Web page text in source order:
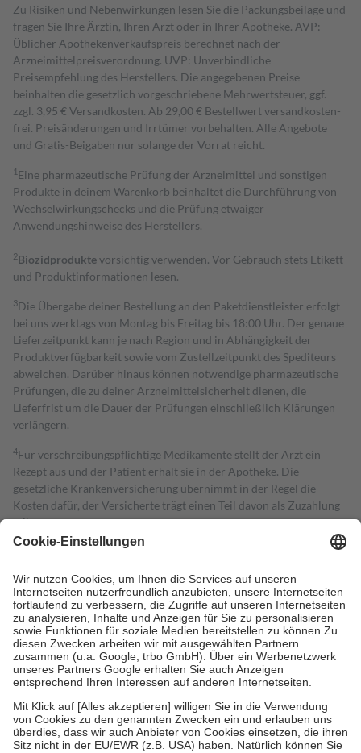
Zu Risiken und Nebenwirkungen lesen Sie die Packungsbeilage und
fragen Sie Ihre Ärztin, Ihren Arzt oder in Ihrer Apotheke. AVP:
Üblicher Apothekenverkaufspreis berechnet nach der
Arzneimittelpreisverordnung. UVP: Unverbindliche
Preisempfehlung des Herstellers. Die angegebenen Preise
beinhalten die gesetzlich vorgeschriebene Mehrwertsteuer, ggf.
zzgl. 3,95 € Versandkosten. Ab 29,00 € Bestell­wert versand­kosten­
frei. Preisänderungen und Irrtümer vorbehalten. Alle Angebote
und Gratis-Beigaben nur solange der Vorrat reicht.
1 Eine pharmazeutische Prüfung der Arzneimittel und sonstigen
Produkte in deinem Warenkorb beinhaltet die Durchführung von
Wechselwirkungschecks und die Prüfung etwaiger
Anwendungshinweise des Herstellers.
2Biozidproduktevorsichtig verwenden. Vor Gebrauch stets Etikett
und Produktinformationen lesen.
3Die Übergabe deiner Bestellung an den Paketdienstleister erfolgt
bei uns werktags von Montag bis Freitag bis 18:00 Uhr. Der genaue
Lieferzeitpunkt kann je nach Region und in Abhängigkeit der
Produktverfügbarkeit sowie vom Zustellzeitpunkt des Spediteurs
abweichen. Darüber hinaus können notwendige pharmazeutische
Prüfungen, die zu deiner Arzneimittelsicherheit dienen, die
Lieferfrist um die Dauer der Prüfungen einschließlich Klärungen
verlängern.
4Für verschreibungspflichtige Medikamente stellt der Arzt ein
Rezept aus und der Patient erhält sie in der Apotheke. Die
gesetzliche Krankenversicherung übernimmt in der Regel die
Kosten dafür, der Versicherte trägt einen Teil davon als Zuzahlung
mit.
Grundsätzlich leisten Mitglieder Zuzahlungen in Höhe von zehn
höchstens zehn Euro.
Es sind jedoch nie mehr als die tatsächlichen
Kosten der Leistung zu entrichten.
Diese Regeln gelten grundsätzlich auch für Online-Apotheken.
Bei Heilmitteln und häuslicher Krankenpflege beträgt die
Zuzahlung zehn Prozent der Kosten sowie zehn Euro je
Verordnung.
Um das Engagement der Versicherten für ihre eigene Gesundheit zu
stärken und die besondere Stellung der Familie zu unterstützen,
fallenkeine Zuzahlungenan bei:
• Kindern und Jugendlichen bis zum vollendeten 18. Lebensjahr
mit Ausnahme der Fahrkosten